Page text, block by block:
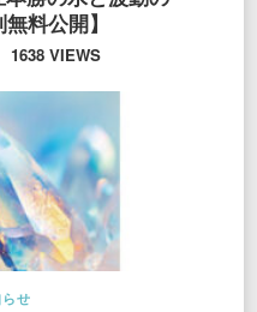
料公開】
1638 VIEWS
せ